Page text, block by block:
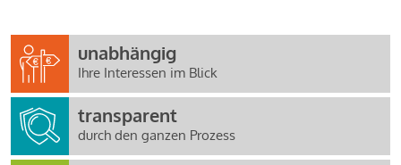
unabhängig
Ihre Interessen im Blick
transparent
durch den ganzen Prozess